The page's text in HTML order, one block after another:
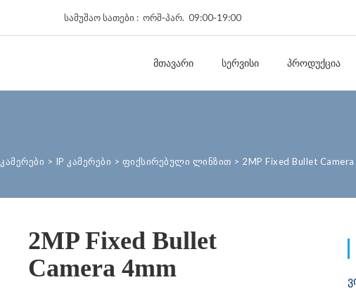
სამუშაო სათები : ორშ‑პარ. 09:00‑19:00
ᲛᲗᲐᲕᲐᲠᲘ ᲡᲔᲠᲕᲘᲡᲘ ᲞᲠᲝᲓᲣᲥᲪᲘᲐ
> IP კამერები > ფიქსირებული ლინზით > 2MP Fixed Bullet Camera
2MP Fixed Bullet
Camera 4mm